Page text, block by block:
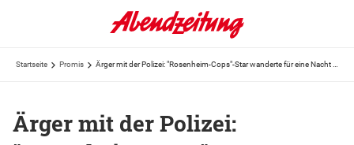
Startseite Promis
Ärger mit der Polizei: